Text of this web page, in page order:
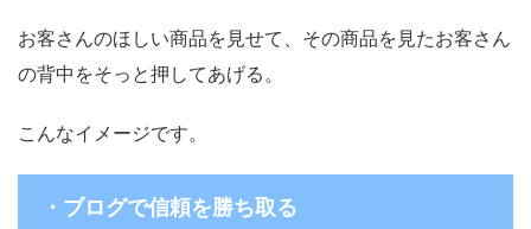
お客さんのほしい商品を見せて、その商品を見たお客さん
の背中をそっと押してあげる。
こんなイメージです。
・ブログで信頼を勝ち取る